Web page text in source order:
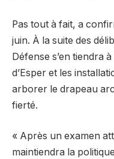
Pas tout à fait, a
juin. À la suite des
Défense s’en tiendra
d’Esper et les
arborer le drapeau
fierté.
« Après un examen
maintiendra la